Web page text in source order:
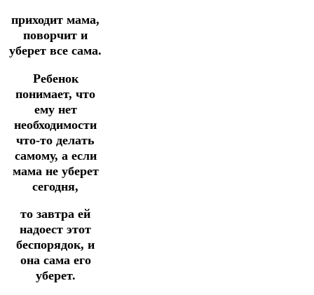
приходит мама,
поворчит и
уберет все сама.
Ребенок
понимает, что
ему нет
необходимости
что-то делать
самому, а если
мама не уберет
сегодня,
то завтра ей
надоест этот
беспорядок, и
она сама его
уберет.